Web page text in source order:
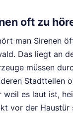
oft zu
man Sirenen
Das liegt an
müssen
Stadtteilen
weil es laut ist,
vor der